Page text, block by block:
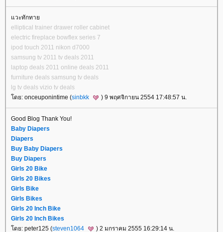
วะทักทา
elliptical trainer drawer roller cabinet
electric fireplace bowflex series 7
ipod touch 2011 nikon d7000
samsung tv 2011 tv deals 2011
laptop deals 2011 online deals 2011
furniture deals samsung tv deals
lg tv deals vizio tv deals
ดย: onceuponintime (sinbkk ) 9 พฤศจิกายน 2554 17:48:57 น.
Good Blog Thank You!
Baby Diapers
Diapers
Buy Baby Diapers
Buy Diapers
Girls 20 Bike
Girls 20 Bikes
Girls Bike
Girls Bikes
Girls 20 Inch Bike
Girls 20 Inch Bikes
ดย: peter125 (steven1064 ) 2 มกราคม 2555 16:29:14 น.